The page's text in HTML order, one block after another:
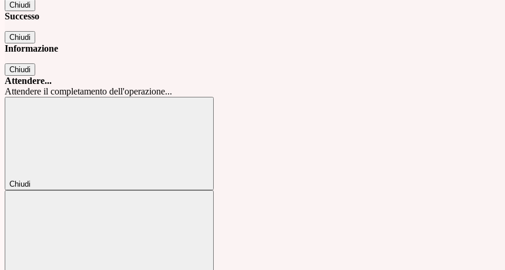
Chiudi
Successo
Chiudi
Informazione
Chiudi
Attendere...
Attendere il completamento dell'operazione...
Chiudi